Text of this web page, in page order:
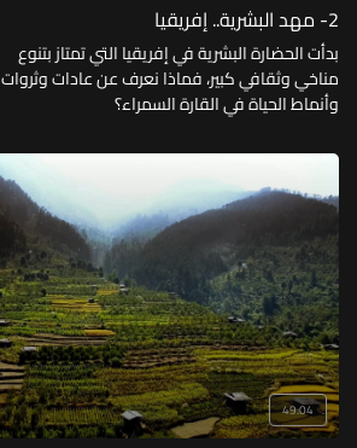
2- مهد البشرية.. إفريقيا
بدأت الحضارة البشرية في إفريقيا التي تمتاز بتنوع
مناخي وثقافي كبير، فماذا نعرف عن عادات وثروات
وأنماط الحياة في القارة السمراء؟
49:04